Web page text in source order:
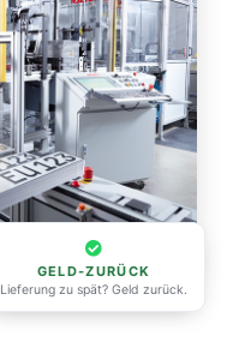
GELD-ZURÜCK
Lieferung zu spät? Geld zurück.